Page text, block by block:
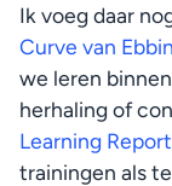
Ik voeg daar
Curve van
we leren
herhaling of
Learning Report
trainingen als